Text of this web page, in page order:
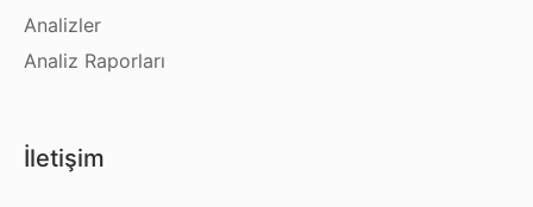
Analizler
Analiz Raporları
İletişim